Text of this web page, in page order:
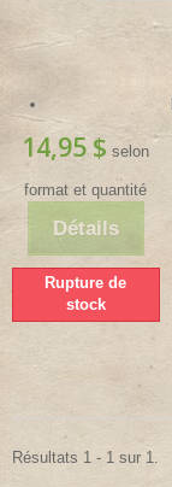
14,95 $ selon
format et quantité
Détails
Rupture de
stock
Résultats 1 - 1 sur 1.